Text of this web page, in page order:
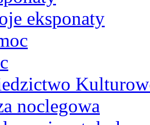
eksponaty
noclegowa